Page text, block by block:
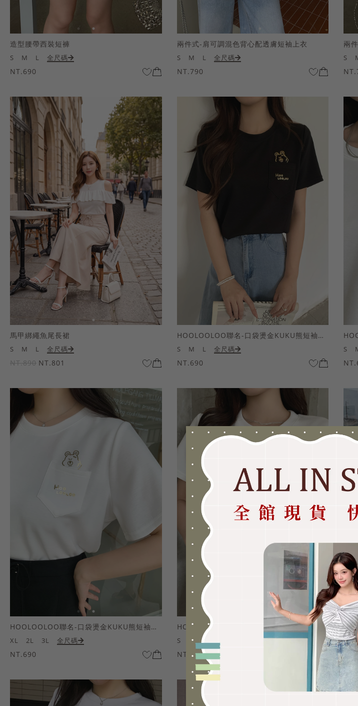
造型腰帶西裝短褲
S M L 全尺碼
NT.690
兩件式-肩可調混色背心配透膚短袖上衣
S M L 全尺碼
NT.790
兩
S
馬甲綁繩魚尾長裙
S M L 全尺碼
NT.890 NT.801
HOOLOOLOO聯名-口袋燙金KUKU熊短袖上衣
S M L 全尺碼
NT.690
S
HOOLOOLOO聯名-口袋燙金KUKU熊短袖上衣
XL 2L 3L 全尺碼
NT.690
HOOLOOLOO聯名-KUKU熊蝴蝶結短袖上衣
S M L 全尺碼
NT.690
S M